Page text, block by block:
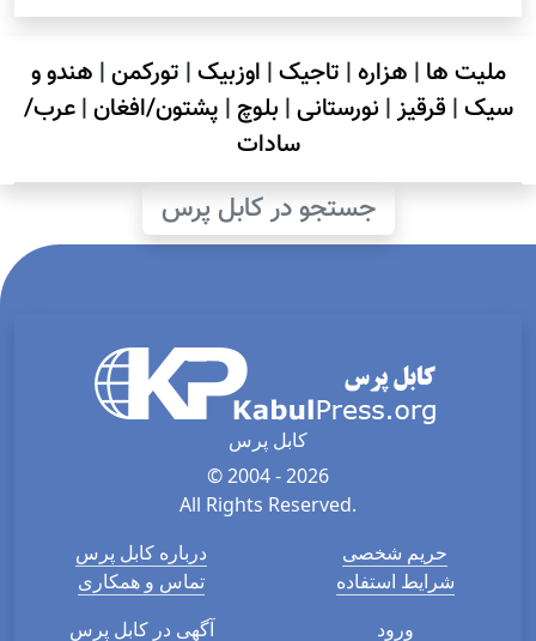
ملیت ها | هزاره| تاجیک| اوزبیک| تورکمن| هندو و
سیک| قرقیز| نورستانی| بلوچ | پشتون/افغان|عرب/
سادات
جستجو در کابل پرس
کابل پرس
© 2004 - 2026
All Rights Reserved.
درباره کابل پرس
تماس و همکاری
حریم شخصی
شرایط استفاده
آگهی در کابل پرس
ورود